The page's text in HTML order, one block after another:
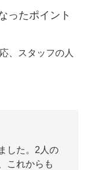
ったポイント
、スタッフの人
した。2人の
これからも